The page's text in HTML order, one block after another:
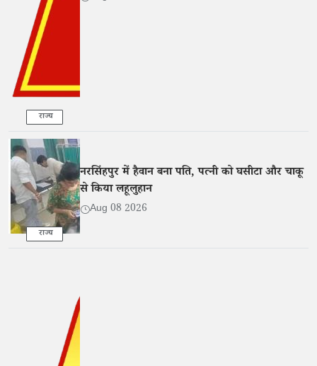
राज्य
राज्य
नरसिंहपुर में हैवान बना पति, पत्नी को घसीटा और चाकू
से किया लहूलुहान
Aug 08 2026